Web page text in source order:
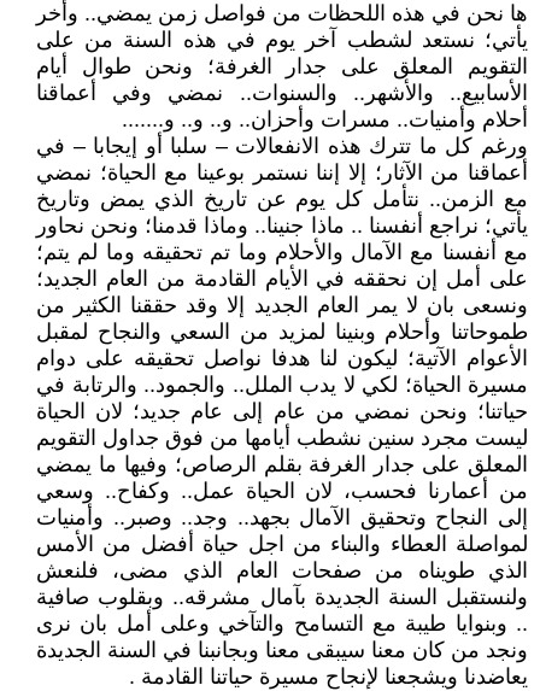
ها نحن في هذه اللحظات من فواصل زمن يمضي.. وأخر
يأتي؛ نستعد لشطب آخر يوم في هذه السنة من على
التقويم المعلق على جدار الغرفة؛ ونحن طوال أيام
الأسابيع.. والأشهر.. والسنوات.. نمضي وفي أعماقنا
أحلام وأمنيات.. مسرات وأحزان.. و.. و.. و.......
ورغم كل ما تترك هذه الانفعالات – سلبا أو إيجابا – في
أعماقنا من الآثار؛ إلا إننا نستمر بوعينا مع الحياة؛ نمضي
مع الزمن.. نتأمل كل يوم عن تاريخ الذي يمض وتاريخ
يأتي؛ نراجع أنفسنا .. ماذا جنينا.. وماذا قدمنا؛ ونحن نحاور
مع أنفسنا مع الآمال والأحلام وما تم تحقيقه وما لم يتم؛
على أمل إن نحققه في الأيام القادمة من العام الجديد؛
ونسعى بان لا يمر العام الجديد إلا وقد حققنا الكثير من
طموحاتنا وأحلام وبنينا لمزيد من السعي والنجاح لمقبل
الأعوام الآتية؛ ليكون لنا هدفا نواصل تحقيقه على دوام
مسيرة الحياة؛ لكي لا يدب الملل.. والجمود.. والرتابة في
حياتنا؛ ونحن نمضي من عام إلى عام جديد؛ لان الحياة
ليست مجرد سنين نشطب أيامها من فوق جداول التقويم
المعلق على جدار الغرفة بقلم الرصاص؛ وفيها ما يمضي
من أعمارنا فحسب، لان الحياة عمل.. وكفاح.. وسعي
إلى النجاح وتحقيق الآمال بجهد.. وجد.. وصبر.. وأمنيات
لمواصلة العطاء والبناء من اجل حياة أفضل من الأمس
الذي طويناه من صفحات العام الذي مضى، فلنعش
ولنستقبل السنة الجديدة بآمال مشرقه.. وبقلوب صافية
.. وبنوايا طيبة مع التسامح والتآخي وعلى أمل بان نرى
ونجد من كان معنا سيبقى معنا وبجانبنا في السنة الجديدة
يعاضدنا ويشجعنا لإنجاح مسيرة حياتنا القادمة .